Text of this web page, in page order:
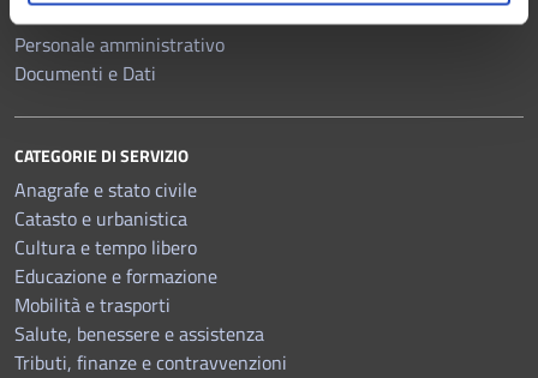
Politici
Personale amministrativo
Documenti e Dati
CATEGORIE DI SERVIZIO
Anagrafe e stato civile
Catasto e urbanistica
Cultura e tempo libero
Educazione e formazione
Mobilità e trasporti
Salute, benessere e assistenza
Tributi, finanze e contravvenzioni